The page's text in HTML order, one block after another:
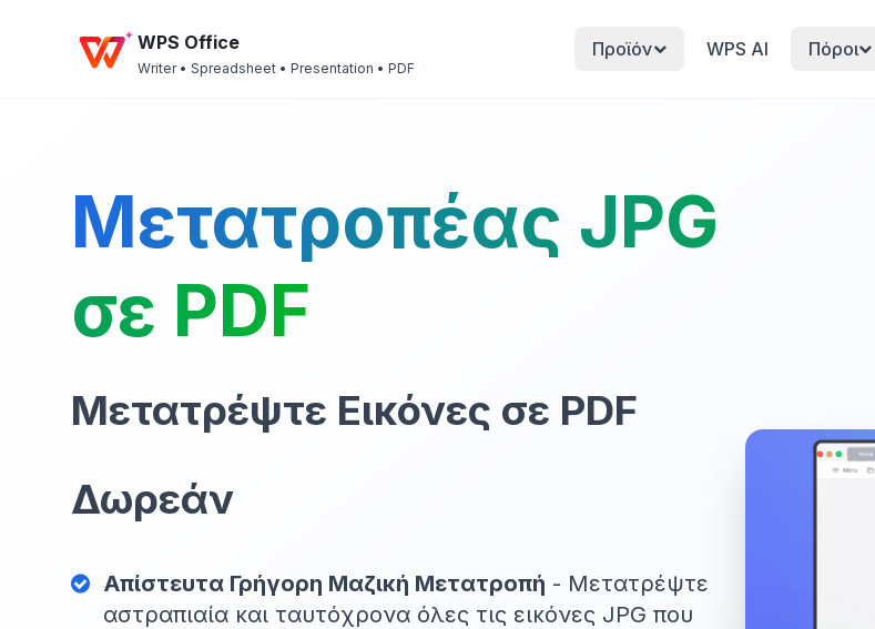
WPS Office
Writer • Spreadsheet • Presentation • PDF
Προϊόν WPS AI Πόροι
Μετατροπέας JPG
σε PDF
Μετατρέψτε Εικόνες σε PDF
Δωρεάν
Απίστευτα Γρήγορη Μαζική Μετατροπή - Μετατρέψτε
αστραπιαία και ταυτόχρονα όλες τις εικόνες JPG που